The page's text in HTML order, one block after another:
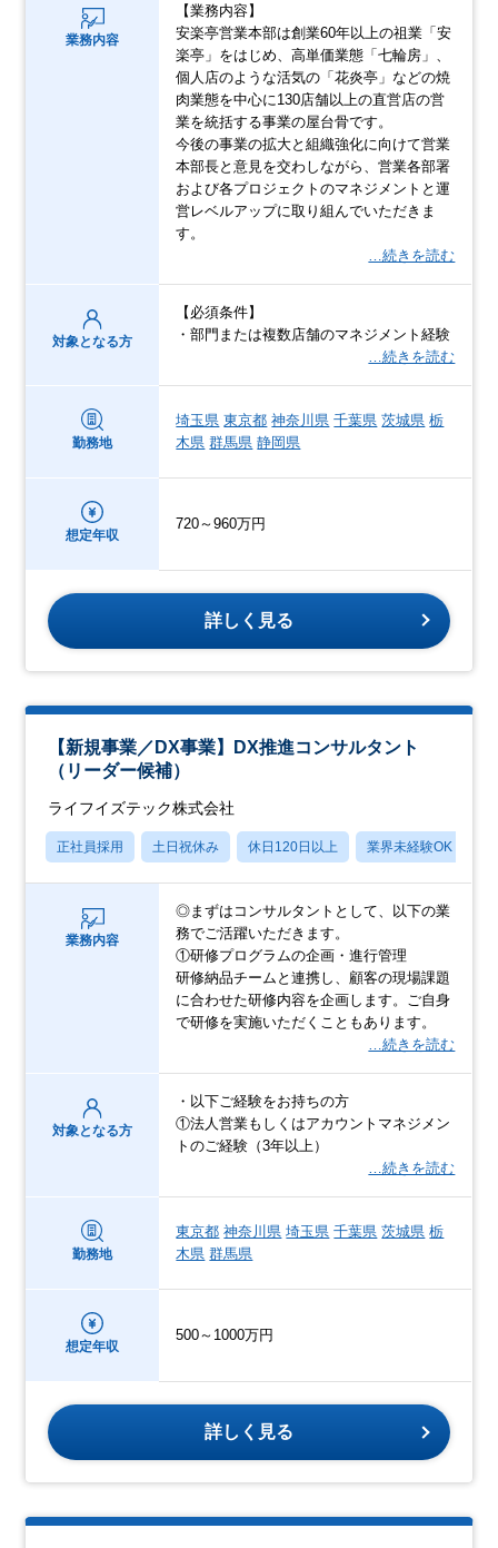
業務内容
【業務内容】
安楽亭営業本部は創業60年以上の祖業「安
楽亭」をはじめ、高単価業態「七輪房」、
個人店のような活気の「花炎亭」などの焼
肉業態を中心に130店舗以上の直営店の営
業を統括する事業の屋台骨です。
今後の事業の拡大と組織強化に向けて営業
本部長と意見を交わしながら、営業各部署
および各プロジェクトのマネジメントと運
営レベルアップに取り組んでいただきま
す。
…続きを読む
対象となる方
【必須条件】
・部門または複数店舗のマネジメント経験
…続きを読む
勤務地
埼玉県 東京都 神奈川県 千葉県 茨城県 栃
木県 群馬県 静岡県
想定年収
720～960万円
詳しく見る
【新規事業／DX事業】DX推進コンサルタント
（リーダー候補）
ライフイズテック株式会社
正社員採用 土日祝休み 休日120日以上 業界未経験OK
業務内容
◎まずはコンサルタントとして、以下の業
務でご活躍いただきます。
①研修プログラムの企画・進行管理
研修納品チームと連携し、顧客の現場課題
に合わせた研修内容を企画します。ご自身
で研修を実施いただくこともあります。
…続きを読む
対象となる方
・以下ご経験をお持ちの方
①法人営業もしくはアカウントマネジメン
トのご経験（3年以上）
…続きを読む
勤務地
東京都 神奈川県 埼玉県 千葉県 茨城県 栃
木県 群馬県
想定年収
500～1000万円
詳しく見る